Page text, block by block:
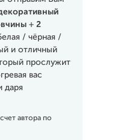
+ 2
/ чёрная /
и отличный
прослужит
вас
даря
автора по